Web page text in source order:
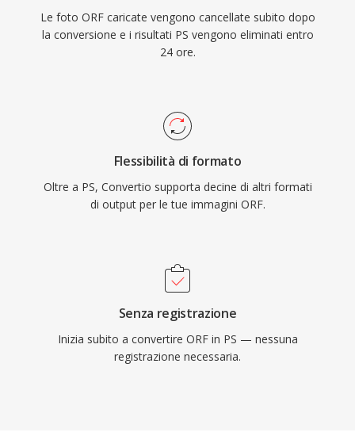
Le foto ORF caricate vengono cancellate subito dopo
la conversione e i risultati PS vengono eliminati entro
24 ore.
Flessibilità di formato
Oltre a PS, Convertio supporta decine di altri formati
di output per le tue immagini ORF.
Senza registrazione
Inizia subito a convertire ORF in PS — nessuna
registrazione necessaria.